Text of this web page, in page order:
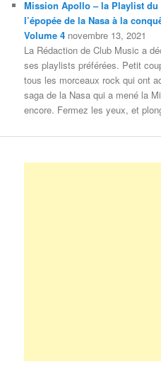
Mission Apollo – la Playlist du
l’épopée de la Nasa à la
Volume 4 novembre 13, 2021
La Rédaction de Club Music a
ses playlists préférées. Petit
tous les morceaux rock qui ont
saga de la Nasa qui a mené la
encore. Fermez les yeux, et